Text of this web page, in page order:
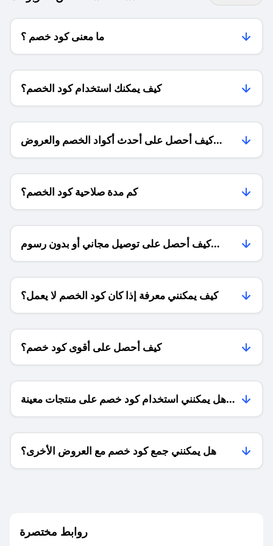
ما معنى كود خصم ؟
كيف يمكنك استخدام كود الخصم؟
كيف أحصل على أحدث أكواد الخصم والعروض
للمتاجر؟
كم مدة صلاحية كود الخصم؟
كيف أحصل على توصيل مجاني أو بدون رسوم
الشحن ؟
كيف يمكنني معرفة إذا كان كود الخصم لا يعمل؟
كيف أحصل على أقوى كود خصم؟
هل يمكنني استخدام كود خصم على منتجات معينة
فقط؟
هل يمكنني جمع كود خصم مع العروض الأخرى؟
روابط مختصرة